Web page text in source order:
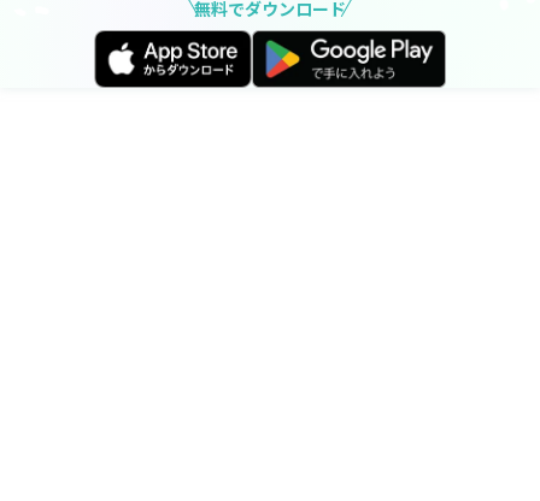
無料でダウンロード